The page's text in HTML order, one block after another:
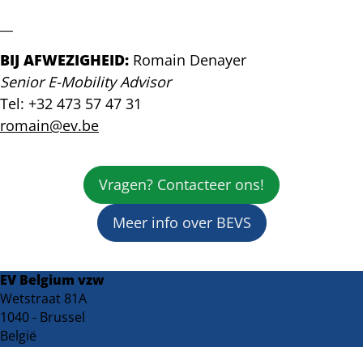
BIJ AFWEZIGHEID: Romain Denayer
Senior E-Mobility Advisor
Tel: +32 473 57 47 31
romain@ev.be
Vragen? Contacteer ons!
Meer info over BEVS
EV Belgium vzw
Wetstraat 81A
1040 - Brussel
België